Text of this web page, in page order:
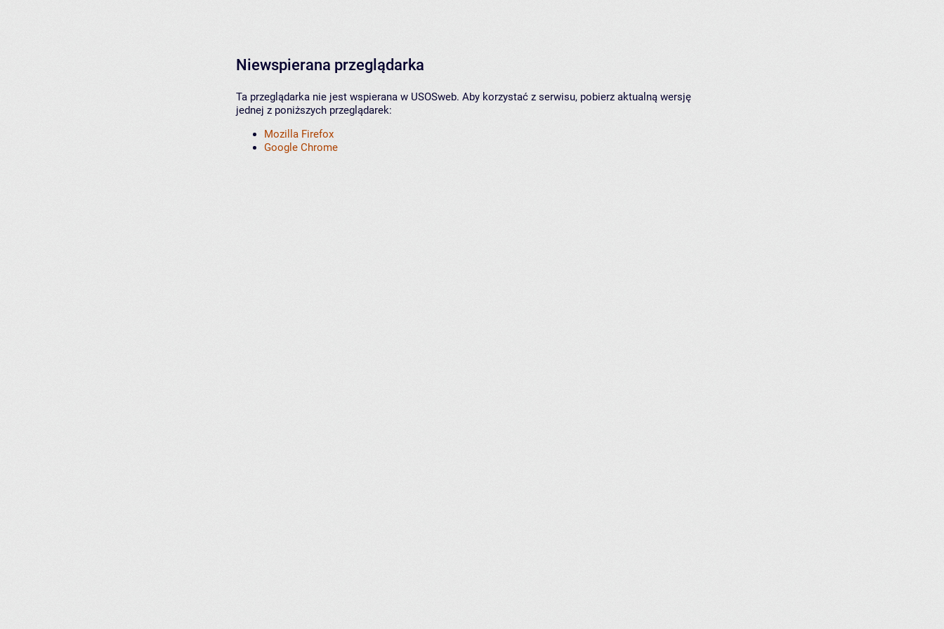
Niewspierana przeglądarka
Ta przeglądarka nie jest wspierana w USOSweb. Aby korzystać z serwisu, pobierz aktualną wersję
jednej z poniższych przeglądarek:
Mozilla Firefox
Google Chrome